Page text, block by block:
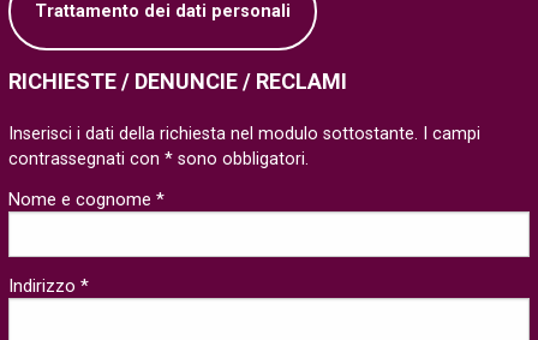
Trattamento dei dati personali
RICHIESTE / DENUNCIE / RECLAMI
Inserisci i dati della richiesta nel modulo sottostante. I campi
contrassegnati con * sono obbligatori.
Nome e cognome *
Indirizzo *